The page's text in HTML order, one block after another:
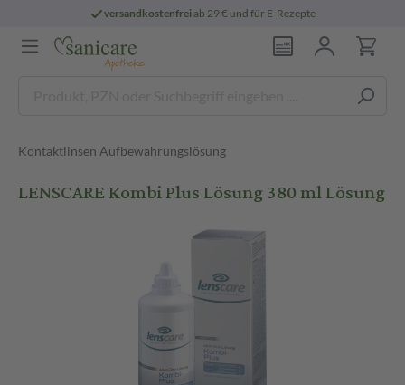
versandkostenfreiab 29 € und für E-Rezepte
Kontaktlinsen Aufbewahrungslösung
LENSCARE Kombi Plus Lösung 380 ml Lösung